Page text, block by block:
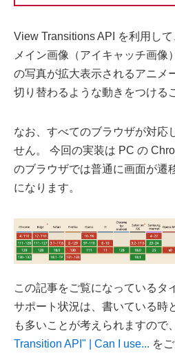
View Transitions API を利用し
メイン画像（アイキャッチ画像
の写真が拡大表示されるアニメ
切り替わるような動きをつける
なお、すべてのブラウザが対応
せん。 今回の実装は PC の
のブラウザでは普通に画面が遷
になります。
この記事をご覧になっているタ
サポート状況は、書いている時
も多いことが考えられますので
Transition API" | Can I use... を